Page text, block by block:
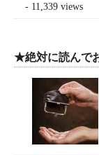
- 11,339 views
★絶対に読んで